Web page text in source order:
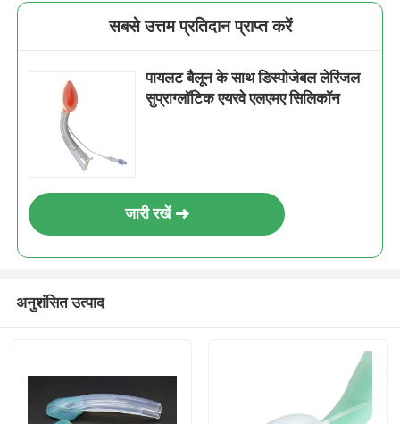
सबसे उत्तम प्रतिदान प्राप्त करें
पायलट बैलून के साथ डिस्पोजेबल लेरिंजल
सुप्राग्लॉटिक एयरवे एलएमए सिलिकॉन
जारी रखें
अनुशंसित उत्पाद